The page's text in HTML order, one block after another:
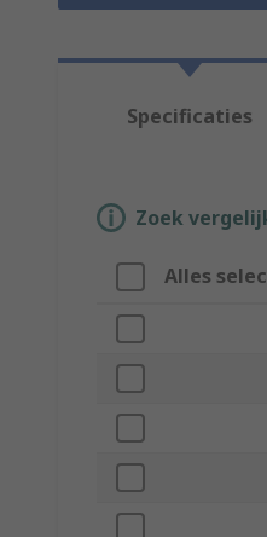
Specificaties
Zoek
Alles